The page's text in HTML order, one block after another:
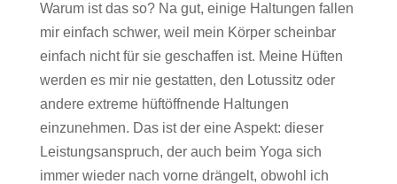
Warum ist das so? Na gut, einige Haltungen fallen
mir einfach schwer, weil mein Körper scheinbar
einfach nicht für sie geschaffen ist. Meine Hüften
werden es mir nie gestatten, den Lotussitz oder
andere extreme hüftöffnende Haltungen
einzunehmen. Das ist der eine Aspekt: dieser
Leistungsanspruch, der auch beim Yoga sich
immer wieder nach vorne drängelt, obwohl ich